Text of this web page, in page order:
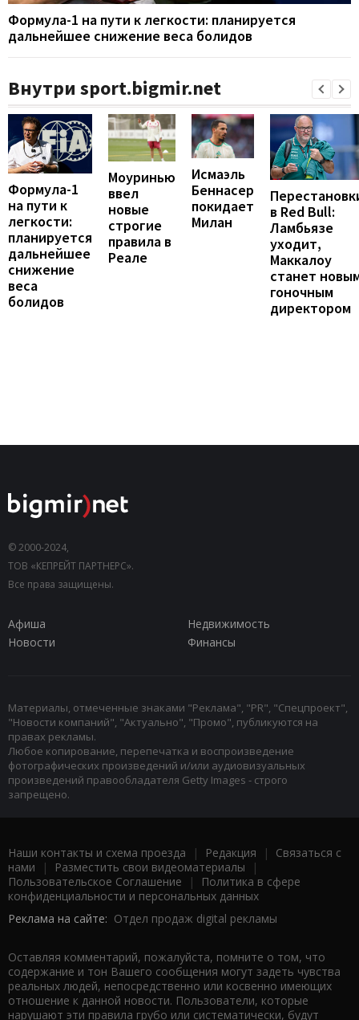
Формула-1 на пути к легкости: планируется
дальнейшее снижение веса болидов
Внутри sport.bigmir.net
Формула-1
на пути к
легкости:
планируется
дальнейшее
снижение
веса
болидов
Моуринью
ввел
новые
строгие
правила в
Реале
Исмаэль
Беннасер
покидает
Милан
в Red Bull:
Ламбьязе
уходит,
Маккалоу
станет
гоночным
директором
© 2000-2024,
ТОВ «КЕПРЕЙТ ПАРТНЕРС».
Все права защищены.
Афиша
Недвижимость
Новости
Финансы
Материалы, отмеченные знаками "Реклама", "PR", "Спецпроект",
"Новости компаний", "Актуально", "Промо", публикуются на
правах рекламы.
Любое копирование, перепечатка и воспроизведение
фотографических произведений и/или аудиовизуальных
произведений правообладателя Getty Images - строго
запрещено.
Наши контакты и схема проезда | Редакция | Связаться с
нами | Разместить свои видеоматериалы |
Пользовательское Соглашение |
Политика в сфере
конфиденциальности и персональных данных
Реклама на сайте: Отдел продаж digital рекламы
Оставляя комментарий, пожалуйста, помните о том, что
содержание и тон Вашего сообщения могут задеть чувства
реальных людей, непосредственно или косвенно имеющих
отношение к данной новости. Пользователи, которые
нарушают эти правила грубо или систематически, будут